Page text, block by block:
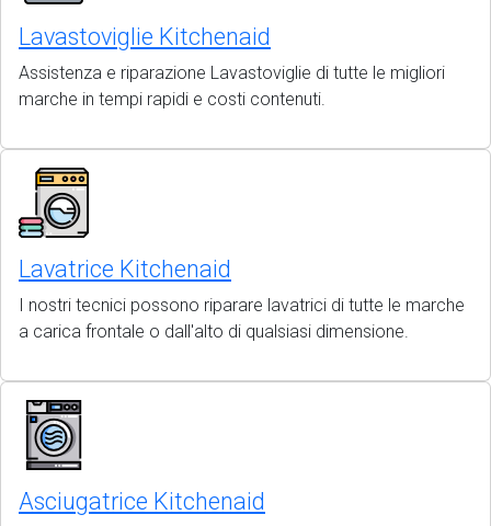
Lavastoviglie Kitchenaid
Assistenza e riparazione Lavastoviglie di tutte le migliori
marche in tempi rapidi e costi contenuti.
Lavatrice Kitchenaid
I nostri tecnici possono riparare lavatrici di tutte le marche
a carica frontale o dall'alto di qualsiasi dimensione.
Asciugatrice Kitchenaid